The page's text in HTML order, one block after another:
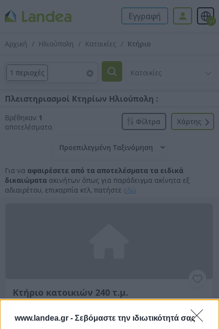
www.landea.gr - Σεβόμαστε την ιδιωτικότητά σας
Εγγραφή el
Αρχική Ηλιούπολη Κατοικίες Κτήριο
1 περιοχές
Πλειστηριασμοί Κτηρίων Ηλιούπολη :
Βρέθηκαν 1
αποτελέσματα
Xάρτης
Φίλτρα
Για να αφαιρέσετε από τα αποτελέσματα τα ειδικά
δικαιώματα ακινήτων όπως για παράδειγμα ακίνητα εξ
αδιαιρέτου, επικαρπία κτλ, πατήστε εδώ
Κτήριο κατοικιών 240 τ.μ.
2ος